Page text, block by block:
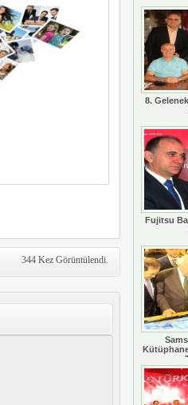
344 Kez Görüntülendi.
8.
Fujitsu